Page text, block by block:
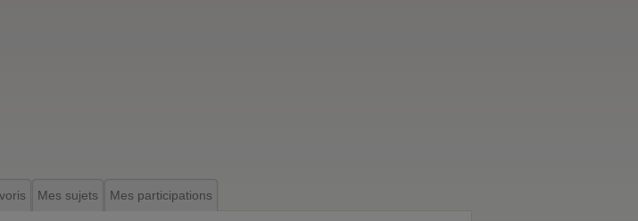
Mes sujets Mes participations